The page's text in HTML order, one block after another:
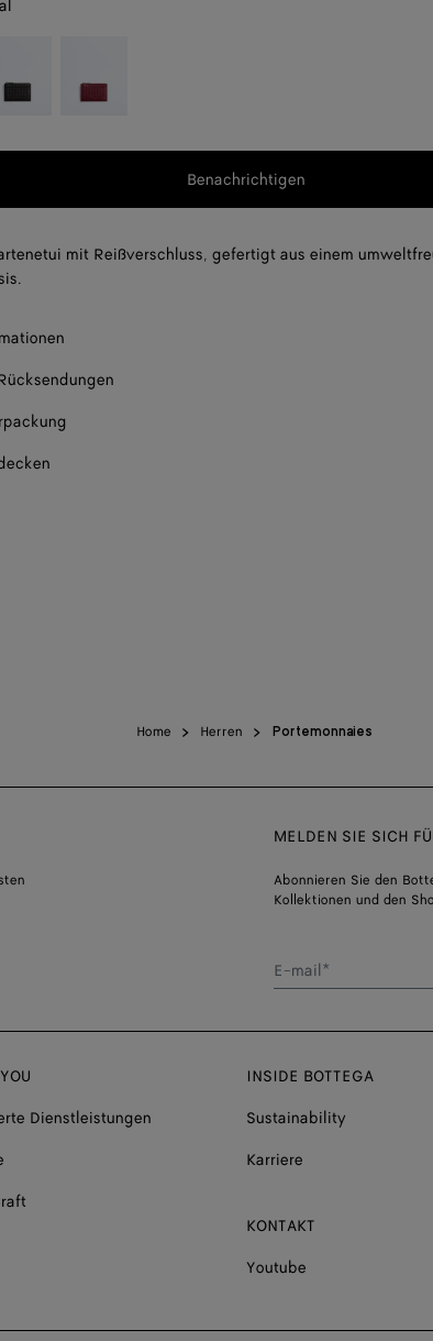
Benachrichtigen
mit Reißverschluss, gefertigt aus einem
Home Herren Portemonnaies
MELDEN SIE SICH
Abonnieren Sie den
Kollektionen und den
E-mail*
Dienstleistungen
INSIDE BOTTEGA
Sustainability
Karriere
KONTAKT
Youtube